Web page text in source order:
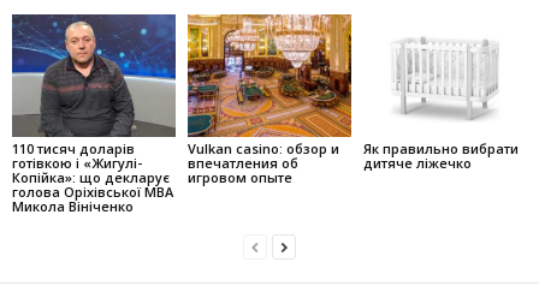
110 тисяч доларів
готівкою і «Жигулі-
Копійка»: що декларує
голова Оріхівської МВА
Микола Вініченко
Vulkan casino: обзор и
впечатления об
игровом опыте
Як правильно вибрати
дитяче ліжечко